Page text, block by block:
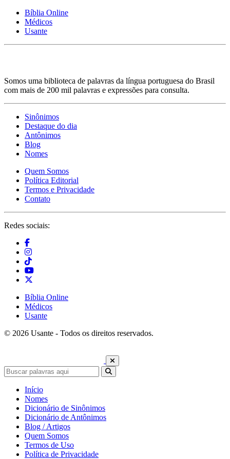
Bíblia Online
Médicos
Usante
Somos uma biblioteca de palavras da língua portuguesa do Brasil
com mais de 200 mil palavras e expressões para consulta.
Sinônimos
Destaque do dia
Antônimos
Blog
Nomes
Quem Somos
Política Editorial
Termos e Privacidade
Contato
Redes sociais:
Bíblia Online
Médicos
Usante
© 2026 Usante - Todos os direitos reservados.
Início
Nomes
Dicionário de Sinônimos
Dicionário de Antônimos
Blog / Artigos
Quem Somos
Termos de Uso
Política de Privacidade